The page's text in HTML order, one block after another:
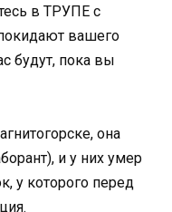
в ТРУПЕ с
вашего
будут, пока вы
она
и у них умер
у которого перед